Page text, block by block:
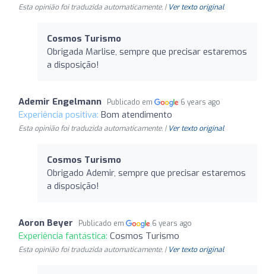
Esta opinião foi traduzida automaticamente. | Ver texto original
Cosmos Turismo
Obrigada Marlise, sempre que precisar estaremos
a disposição!
Ademir Engelmann Publicado em 6 years ago
Experiência positiva: Bom atendimento
Esta opinião foi traduzida automaticamente. | Ver texto original
Cosmos Turismo
Obrigado Ademir, sempre que precisar estaremos
a disposição!
Aoron Beyer Publicado em 6 years ago
Experiência fantástica: Cosmos Turismo
Esta opinião foi traduzida automaticamente. | Ver texto original